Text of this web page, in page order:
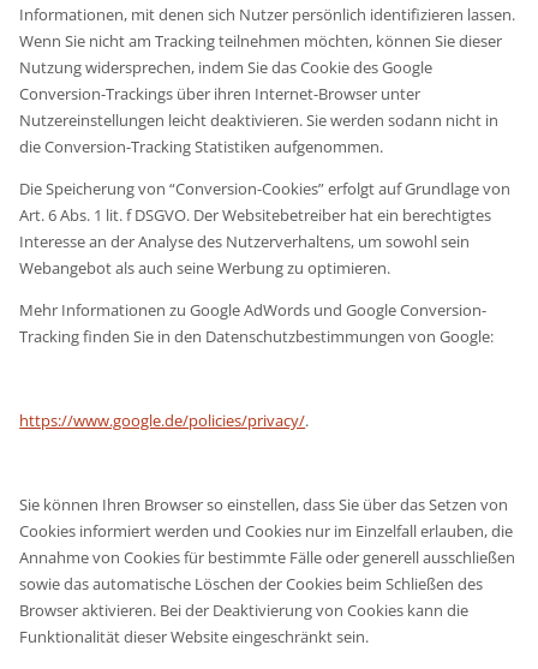
Informationen, mit denen sich Nutzer persönlich identifizieren lassen.
Wenn Sie nicht am Tracking teilnehmen möchten, können Sie dieser
Nutzung widersprechen, indem Sie das Cookie des Google
Conversion-Trackings über ihren Internet-Browser unter
Nutzereinstellungen leicht deaktivieren. Sie werden sodann nicht in
die Conversion-Tracking Statistiken aufgenommen.
Die Speicherung von “Conversion-Cookies” erfolgt auf Grundlage von
Art. 6 Abs. 1 lit. f DSGVO. Der Websitebetreiber hat ein berechtigtes
Interesse an der Analyse des Nutzerverhaltens, um sowohl sein
Webangebot als auch seine Werbung zu optimieren.
Mehr Informationen zu Google AdWords und Google Conversion-
Tracking finden Sie in den Datenschutzbestimmungen von Google:
https://www.google.de/policies/privacy/.
Sie können Ihren Browser so einstellen, dass Sie über das Setzen von
Cookies informiert werden und Cookies nur im Einzelfall erlauben, die
Annahme von Cookies für bestimmte Fälle oder generell ausschließen
sowie das automatische Löschen der Cookies beim Schließen des
Browser aktivieren. Bei der Deaktivierung von Cookies kann die
Funktionalität dieser Website eingeschränkt sein.